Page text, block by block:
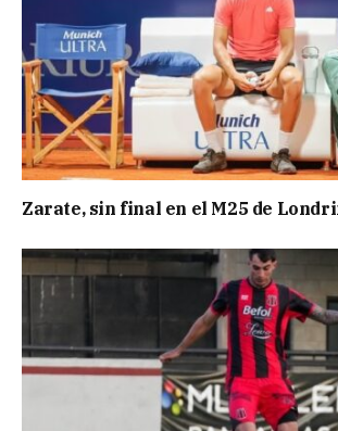
Zarate, sin final en el M25 de